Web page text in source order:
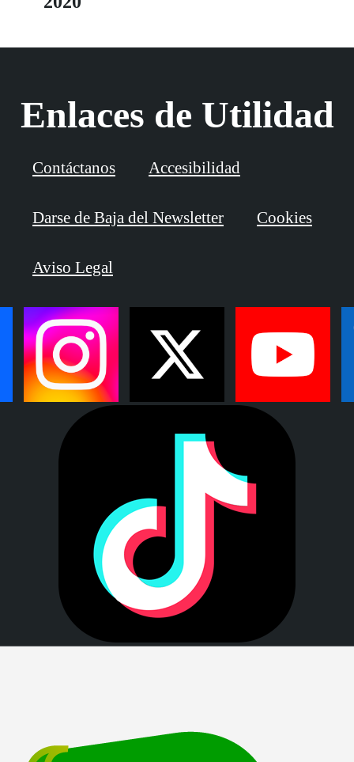
Enlaces de Utilidad
Contáctanos Accesibilidad
Darse de Baja del Newsletter Cookies
Aviso Legal